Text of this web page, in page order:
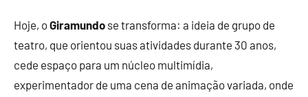
Hoje, oGiramundo se transforma: a ideia de grupo de
teatro, que orientou suas atividades durante 30 anos,
cede espaço para um núcleo multimídia,
experimentador de uma cena de animação variada, onde